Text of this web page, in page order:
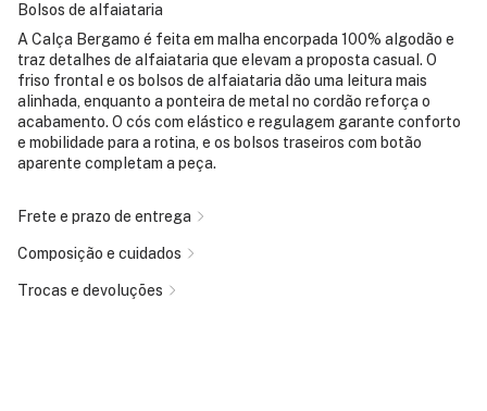
Bolsos de alfaiataria
A Calça Bergamo é feita em malha encorpada 100% algodão e
traz detalhes de alfaiataria que elevam a proposta casual. O
friso frontal e os bolsos de alfaiataria dão uma leitura mais
alinhada, enquanto a ponteira de metal no cordão reforça o
acabamento. O cós com elástico e regulagem garante conforto
e mobilidade para a rotina, e os bolsos traseiros com botão
aparente completam a peça.
Frete e prazo de entrega
Composição e cuidados
Trocas e devoluções